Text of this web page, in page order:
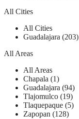
All Cities
All Cities
Guadalajara (203)
All Areas
All Areas
Chapala (1)
Guadalajara (94)
Tlajomulco (19)
Tlaquepaque (5)
Zapopan (128)